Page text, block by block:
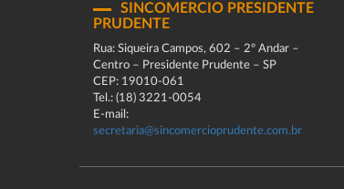
SINCOMERCIO PRESIDENTE
PRUDENTE
Rua: Siqueira Campos, 602 – 2º Andar –
Centro – Presidente Prudente – SP
CEP: 19010-061
Tel.: (18) 3221-0054
E-mail:
secretaria@sincomercioprudente.com.br